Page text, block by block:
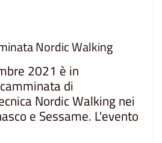
Nordic Walking
2021 è in
di
Nordic Walking nei
e Sessame. L'evento